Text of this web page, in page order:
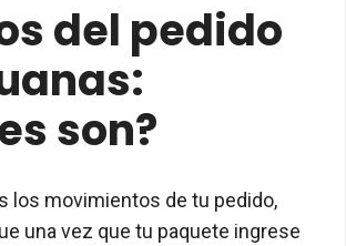
del pedido
son?
los movimientos de tu pedido,
una vez que tu paquete ingrese